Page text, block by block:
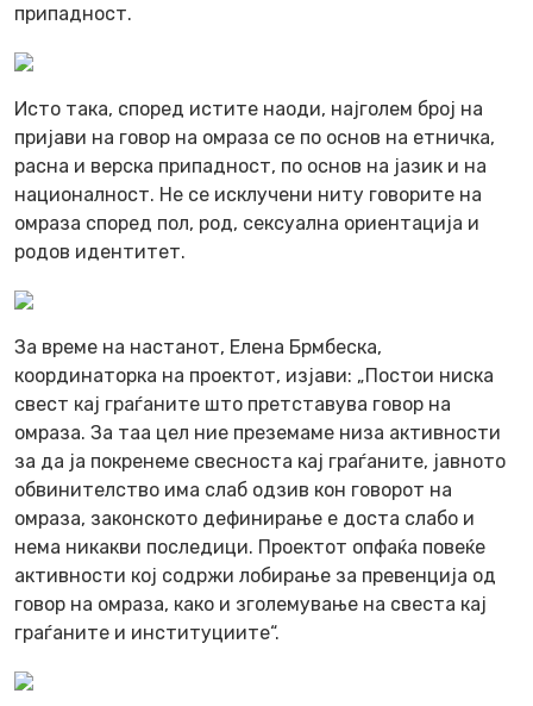
припадност.
Исто така, според истите наоди, најголем број на
пријави на говор на омраза се по основ на етничка,
расна и верска припадност, по основ на јазик и на
националност. Не се исклучени ниту говорите на
омраза според пол, род, сексуална ориентација и
родов идентитет.
За време на настанот, Елена Брмбеска,
координаторка на проектот, изјави: „Постои ниска
свест кај граѓаните што претставува говор на
омраза. За таа цел ние преземаме низа активности
за да ја покренеме свесноста кај граѓаните, јавното
обвинителство има слаб одзив кон говорот на
омраза, законското дефинирање е доста слабо и
нема никакви последици. Проектот опфаќа повеќе
активности кој содржи лобирање за превенција од
говор на омраза, како и зголемување на свеста кај
граѓаните и институциите“.